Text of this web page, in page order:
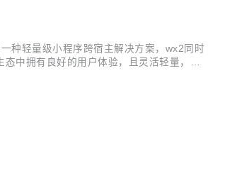
种轻量级小程序跨宿主解决方案，wx2同时
中拥有良好的用户体验，且灵活轻量，因